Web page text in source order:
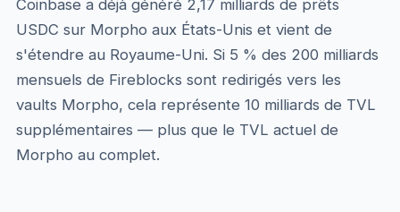
Coinbase a déjà généré 2,17 milliards de prêts
USDC sur Morpho aux États-Unis et vient de
s'étendre au Royaume-Uni. Si 5 % des 200 milliards
mensuels de Fireblocks sont redirigés vers les
vaults Morpho, cela représente 10 milliards de TVL
supplémentaires — plus que le TVL actuel de
Morpho au complet.